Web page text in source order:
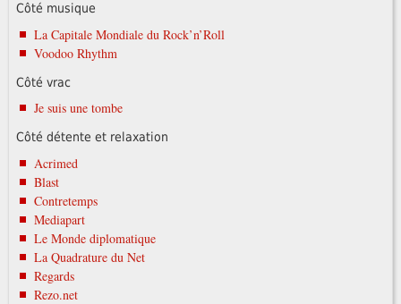
Côté musique
La Capitale Mondiale du Rock’n’Roll
Voodoo Rhythm
Côté vrac
Je suis une tombe
Côté détente et relaxation
Acrimed
Blast
Contretemps
Mediapart
Le Monde diplomatique
La Quadrature du Net
Regards
Rezo.net